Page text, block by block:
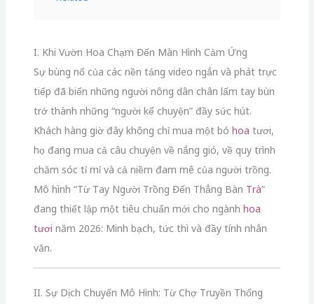
I. Khi Vườn Hoa Chạm Đến Màn Hình Cảm Ứng
Sự bùng nổ của các nền tảng video ngắn và phát trực
tiếp đã biến những người nông dân chân lấm tay bùn
trở thành những “người kể chuyện” đầy sức hút.
Khách hàng giờ đây không chỉ mua một bó hoa tươi,
họ đang mua cả câu chuyện về nắng gió, về quy trình
chăm sóc tỉ mỉ và cả niềm đam mê của người trồng.
Mô hình “Từ Tay Người Trồng Đến Thẳng Bàn Trà”
đang thiết lập một tiêu chuẩn mới cho ngành hoa
tươi năm 2026: Minh bạch, tức thì và đầy tính nhân
văn.
II. Sự Dịch Chuyển Mô Hình: Từ Chợ Truyền Thống